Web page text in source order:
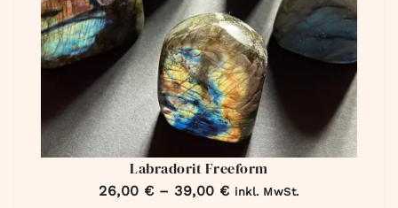
Labradorit Freeform
26,00 € –39,00 € inkl. MwSt.